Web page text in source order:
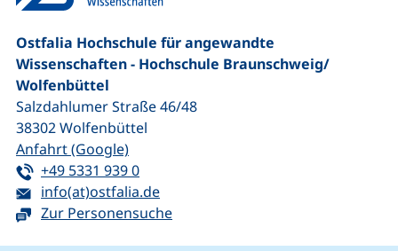
Ostfalia Hochschule für angewandte
Wissenschaften - Hochschule Braunschweig/​
Wolfenbüttel
Salzdahlumer Straße 46/48
38302Wolfenbüttel
Anfahrt (Google)(externer Link, öffnet neues Fenster)
Tel:
+49 5331 939 0(startet einen Telefonanruf, wenn Ihr
E-Mail:
info(at)ostfalia.de(öffnet Ihr E-Mail-Programm)
Zur Personensuche